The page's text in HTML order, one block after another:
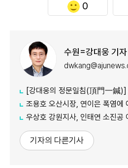
0
수원=강대웅 기자
[강대웅의 정문일침(頂門一鍼)] 추미애 지사, 파부침주(破釜沈舟
조용호 오산시장, 연이은 폭염에 예정된
우상호 강원지사, 인태연 소진공 이사장과 면담...소상
기자의 다른기사